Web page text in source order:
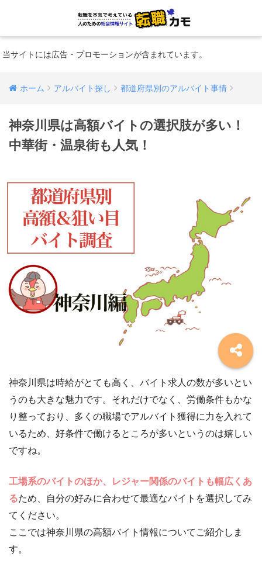
当サイトには広告・プロモーションが含まれています。
ホーム アルバイト探し 都道府県別のアルバイト事情
神奈川県は高額バイトの選択肢が多い！
中華街・温泉街も人気！
神奈川県は時給がとても高く、バイト求人の数が多いとい
うのも大きな魅力です。それだけでなく、労働条件もかな
り整っており、多くの職場でアルバイト獲得に力を入れて
いるため、好条件で働けるところが多いというのは嬉しい
ですね。
工場系のバイトのほか、レジャー関係のバイトも幅広くあ
るため、自分の好みに合わせて最適なバイトを選択してみ
てください。
ここでは神奈川県の高額バイト情報についてご紹介しま
す。